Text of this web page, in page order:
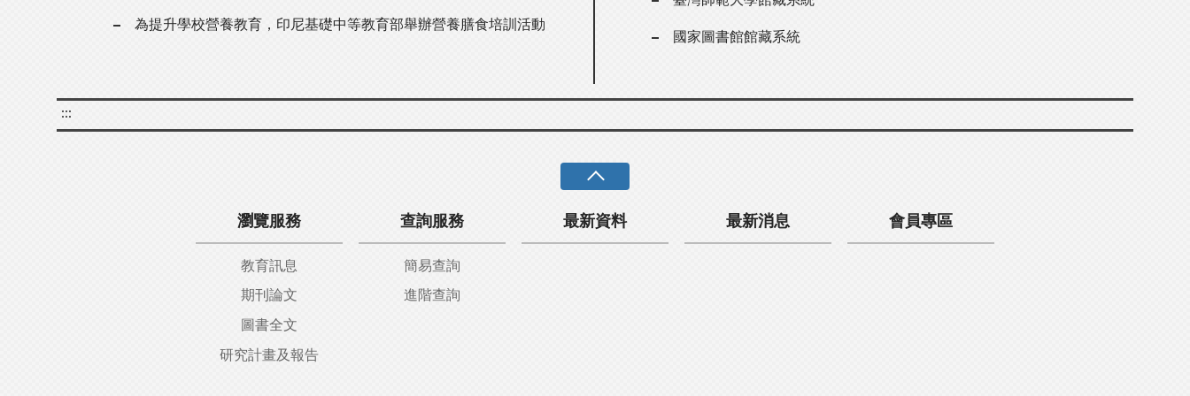
為提升學校營養教育，印尼基礎中等教育部舉辦營養膳食培訓活動
國家圖書館館藏系統
:::
瀏覽服務
教育訊息
期刊論文
圖書全文
研究計畫及報告
查詢服務
簡易查詢
進階查詢
最新資料 最新消息 會員專區